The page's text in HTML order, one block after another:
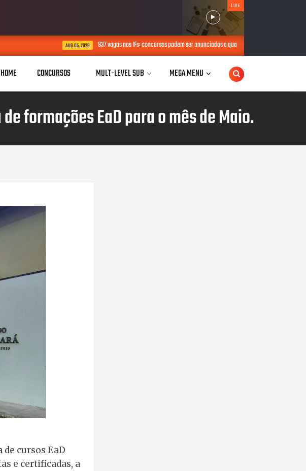
LIVE
937 vagas nos IFs: concursos podem ser anunciados a qualquer momento.
HOME CONCURSOS MULT-LEVEL SUB MEGA MENU
formações EaD para o mês de Maio.
de cursos EaD
e certificadas, a